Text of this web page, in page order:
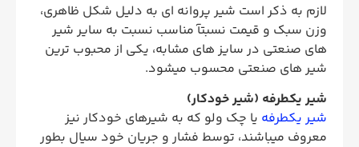
لازم به ذکر است شیر پروانه ای به دلیل شکل ظاهری،
وزن سبک و قیمت نسبتآ مناسب نسبت به سایر شیر
های صنعتی در سایز های مشابه، یکی از محبوب ترین
شیر های صنعتی محسوب میشود.
شیر یکطرفه (شیر خودکار)
شیر یكطرفه یا چک ولو که به شیرهای خودكار نیز
معروف میباشند، توسط فشار و جریان خود سیال بطور